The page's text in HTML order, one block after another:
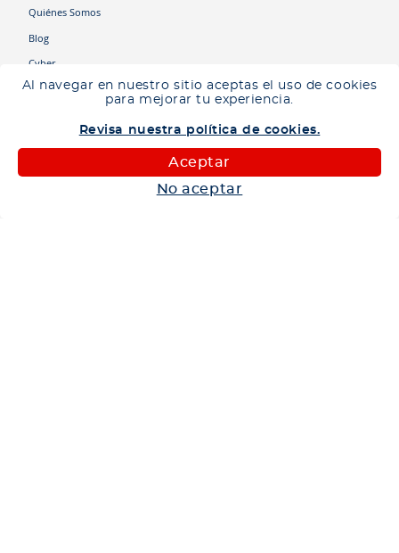
Al navegar en nuestro sitio aceptas el uso de cookies
para mejorar tu experiencia.
Revisa nuestra política de cookies.
Aceptar
No aceptar
Quiénes Somos
Blog
Cyber